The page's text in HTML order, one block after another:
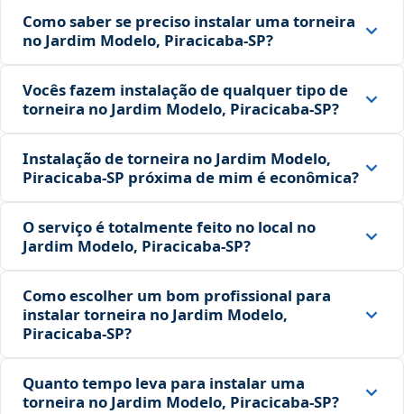
Como saber se preciso instalar uma torneira
no Jardim Modelo, Piracicaba‑SP?
Vocês fazem instalação de qualquer tipo de
torneira no Jardim Modelo, Piracicaba‑SP?
Instalação de torneira no Jardim Modelo,
Piracicaba‑SP próxima de mim é econômica?
O serviço é totalmente feito no local no
Jardim Modelo, Piracicaba‑SP?
Como escolher um bom profissional para
instalar torneira no Jardim Modelo,
Piracicaba‑SP?
Quanto tempo leva para instalar uma
torneira no Jardim Modelo, Piracicaba‑SP?